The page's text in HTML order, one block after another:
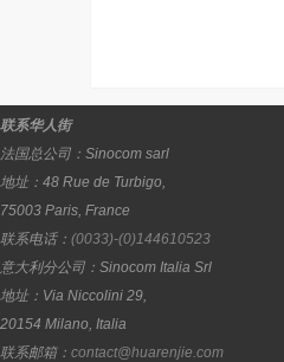
联系华人街
法国总公司： Sinocom sarl
地址： 48 Rue de Turbigo,
75003 Paris, France
联系电话： (0033)-(0)144610523
意大利分公司： Sinocom Italia Srl
地址： Via Niccolini 29,
20154 Milano, Italia
联系邮箱： contact@huarenjie.com